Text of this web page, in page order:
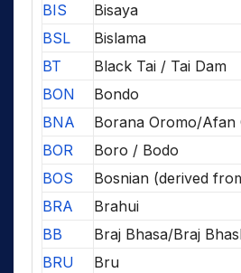
BIS
Bisaya
BSL
Bislama
BT
Black Tai / Tai Dam
BON
Bondo
BNA
Borana Oromo/Afan
BOR
Boro / Bodo
BOS
Bosnian (derived
BRA
Brahui
BB
Braj Bhasa/Braj
BRU
Bru